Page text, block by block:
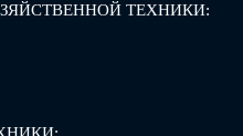
ТЕХНИКИ: